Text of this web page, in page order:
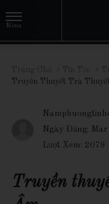
Truyền Thuyết Trà
Ngày Đăng:
Lượt Xem: 2079
Truyền